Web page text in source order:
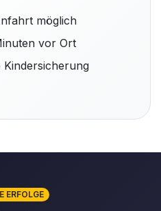
möglich
vor Ort
Kindersicherung
ERFOLGE